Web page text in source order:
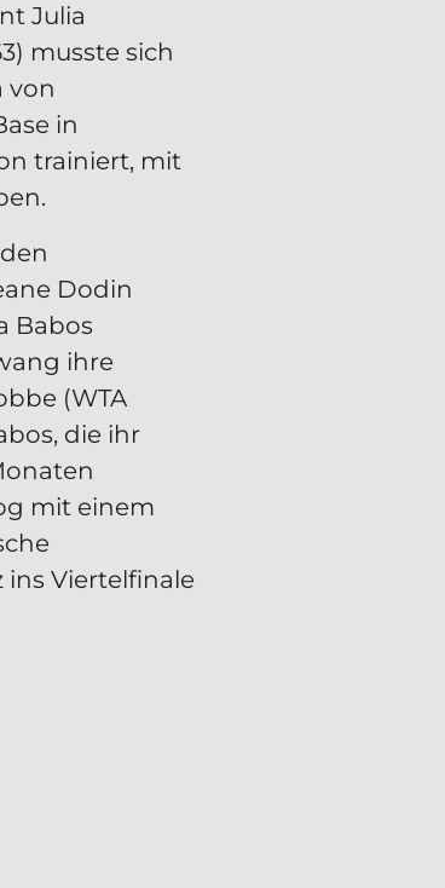
Julia
musste sich
von
in
trainiert, mit
Dodin
Babos
ihre
(WTA
die ihr
mit einem
ins Viertelfinale